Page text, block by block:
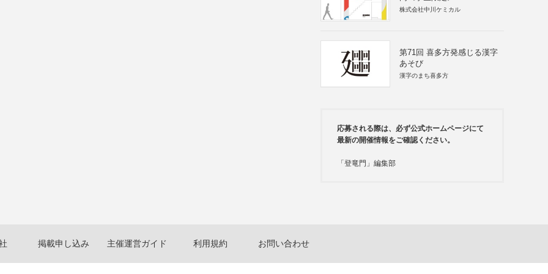
株式会社中川ケミカル
第71回 喜多方発感じる漢字
あそび
漢字のまち喜多方
応募される際は、必ず公式ホームページにて
最新の開催情報をご確認ください。
「登竜門」編集部
掲載申し込み 主催運営ガイド 利用規約 お問い合わせ